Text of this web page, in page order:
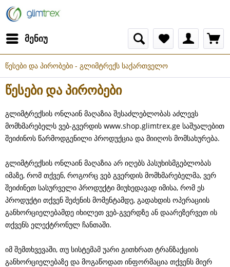
მენიუ
წესები და პირობები - გლიმტრექს საქართველო
წესები და პირობები
გლიმტრექსის ონლაინ მაღაზია შესაძლებლობას აძლევს
მომხმარებელს ვებ-გვერდის www.shop.glimtrex.ge საშუალებით
შეიძინოს წარმოდგენილი პროდუქცია და მიიღოს მომსახურება.
გლიმტრექსის ონლაინ მაღაზია არ იღებს პასუხისმგებლობას
იმაზე, რომ თქვენ, როგორც ვებ გვერდის მომხმარებელმა, ვერ
შეიძინეთ სასურველი პროდუქტი მიუხედავად იმისა, რომ ეს
პროდუქტი თქვენ შეძენის მომენტამდე, გადახდის ოპერაციის
განხორციელებამდე იხილეთ ვებ-გვერდზე ან დაარეზერვეთ ის
თქვენს ელექტრონულ ჩანთაში.
იმ შემთხვევაში, თუ სისტემამ უარი გითხრათ ტრანზაქციის
განხორციელებაზე და მოგაწოდათ ინფორმაცია თქვენს მიერ